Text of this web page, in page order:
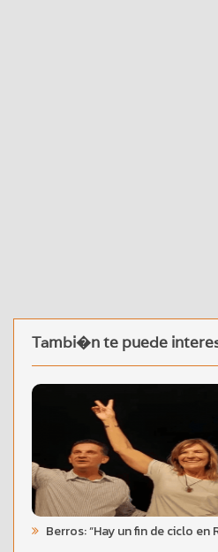
Tambi�n te puede
Berros: “Hay un fin de ciclo en